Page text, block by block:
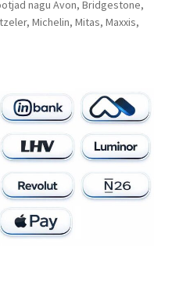
nagu Avon, Bridgestone,
Michelin, Mitas, Maxxis,